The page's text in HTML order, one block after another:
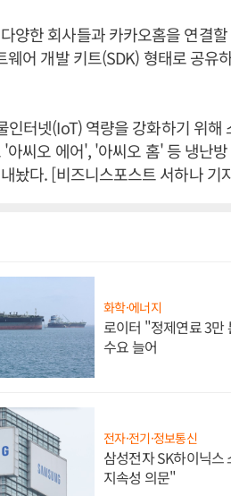
양한 회사들과 카카오홈을 연결
웨어 개발 키트(SDK) 형태로 공유
인터넷(IoT) 역량을 강화하기 위
아씨오 에어', '아씨오 홈' 등 냉난
놨다. [비즈니스포스트 서하나 기
화학·에너지
로이터 "정제연료 3만
수요 늘어
전자·전기·정보통신
삼성전자 SK하이닉스
지속성 의문"